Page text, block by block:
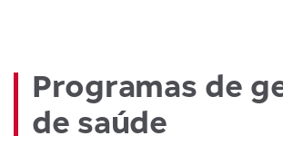
Programas de
de saúde